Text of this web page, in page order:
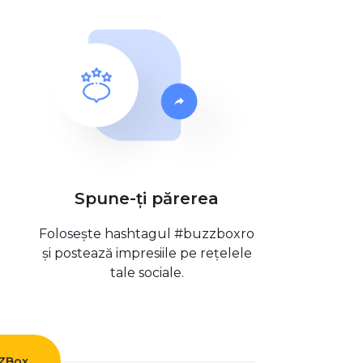
Spune-ți părerea
Folosește hashtagul #buzzboxro
și postează impresiile pe rețelele
tale sociale.